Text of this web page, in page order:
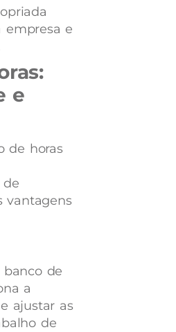
empresa e
e
de horas
de
vantagens
banco de
a
ajustar as
de